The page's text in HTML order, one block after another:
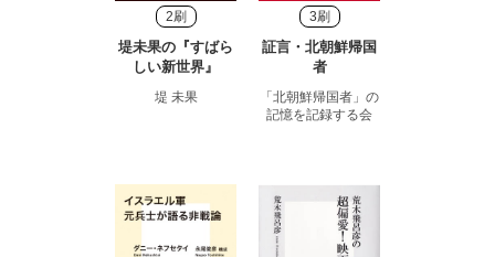
2刷
堤未果の『すばら
しい新世界』
堤 未果
3刷
証言・北朝鮮帰国
者
「北朝鮮帰国者」の
記憶を記録する会